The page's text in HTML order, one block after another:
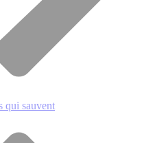
qui sauvent